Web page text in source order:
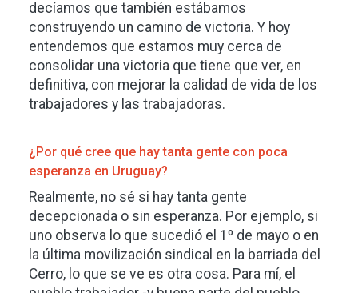
decíamos que también estábamos
construyendo un camino de victoria. Y hoy
entendemos que estamos muy cerca de
consolidar una victoria que tiene que ver, en
definitiva, con mejorar la calidad de vida de los
trabajadores y las trabajadoras.
¿Por qué cree que hay tanta gente con poca
esperanza en Uruguay?
Realmente, no sé si hay tanta gente
decepcionada o sin esperanza. Por ejemplo, si
uno observa lo que sucedió el 1º de mayo o en
la última movilización sindical en la barriada del
Cerro, lo que se ve es otra cosa. Para mí, el